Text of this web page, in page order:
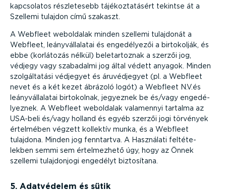
kapcsolatos részle­tesebb tájékoz­ta­tásért tekintse át a
Szellemi tulajdon című szakaszt.
A Webfleet weboldalak minden szellemi tulajdonát a
Webfleet, leány­vál­la­latai és engedé­lyezői a birtokolják, és
ebbe (korlátozás nélkül) beletar­toznak a szerzői jog,
védjegy vagy szabadalmi jog által védett anyagok. Minden
szolgál­tatási védjegyet és áruvéd­jegyet (pl. a Webfleet
nevet és a két kezet ábrázoló logót) a Webfleet N.V.és
leány­vál­la­latai birtokolnak, jegyeznek be és/vagy engedé­
lyeznek. A Webfleet weboldalak valamennyi tartalma az
USA-beli és/vagy holland és egyéb szerzői jogi törvények
értelmében végzett kollektív munka, és a Webfleet
tulajdona. Minden jog fenntartva. A Használati felté­te­
lekben semmi sem értel­mezhető úgy, hogy az Önnek
szellemi tulaj­donjogi engedélyt biztosítana.
5. Adatvédelem és sütik